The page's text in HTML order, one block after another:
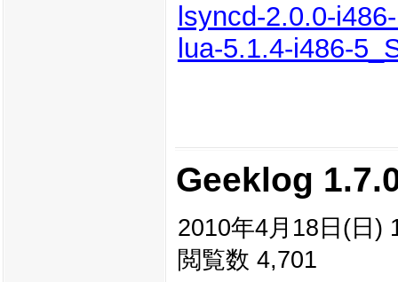
lsyncd-2.0.0-
lua-5.1.4-i486-
Geeklog
2010年4月18日(日)
閲覧数 4,701